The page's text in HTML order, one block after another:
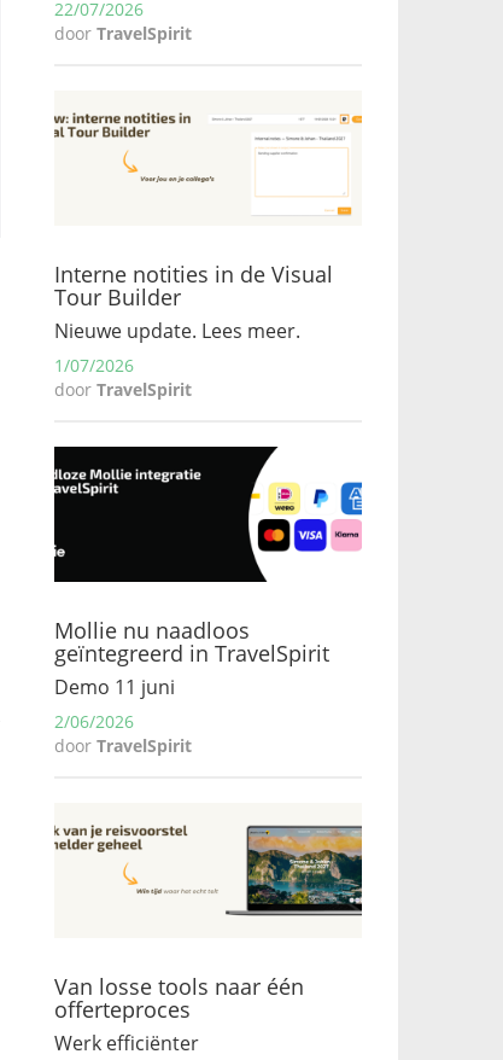
22/07/2026
door TravelSpirit
Interne notities in de Visual
Tour Builder
Nieuwe update. Lees meer.
1/07/2026
door TravelSpirit
Mollie nu naadloos
geïntegreerd in TravelSpirit
Demo 11 juni
2/06/2026
door TravelSpirit
Van losse tools naar één
offerteproces
Werk efficiënter